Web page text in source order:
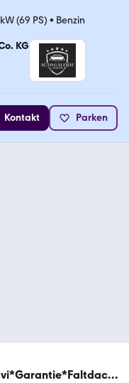
(69 PS) • Benzin
KG
Kontakt Parken